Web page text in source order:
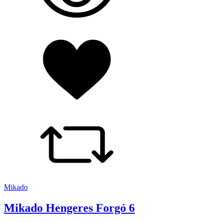
Mikado
Mikado Hengeres Forgó 6